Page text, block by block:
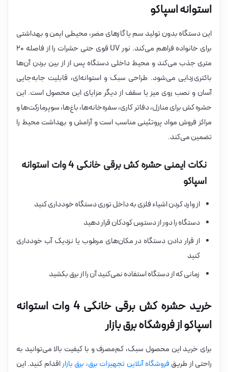
استوانه اسپاکو
این دستگاه بدون تولید سم یا گازهای مضر، محیطی ایمن و بهداشتی
برای خانواده فراهم می‌کند. نور UV قوی حتی حشرات را از فاصله ۲۰
متری جذب می‌کند و محیط داخلی دستگاه پس از از بین بردن آن‌ها
باکتری‌زدایی می‌شود. طراحی سبک و استوانه‌ای، قابلیت جابه‌جایی
آسان و نصب روی میز یا سقف از دیگر مزایای این محصول است. این
حشره کش برای منازل، دفاتر کاری، سفره‌خانه‌ها، باغ‌ها، سوپرمارکت‌ها و
مراکز فروش مواد پروتئینی مناسب است و آرامش و بهداشت محیط را
تضمین می‌کند.
نکات ایمنی حشره کش برقی خانگی 4 وات استوانه
اسپاکو
از وارد کردن اشیاء فلزی به داخل توری دستگاه خودداری کنید
دستگاه را دور از دسترس کودکان قرار دهید
از قرار دادن دستگاه در مکان‌های مرطوب یا نزدیک آب خودداری
کنید
زمانی که از دستگاه استفاده نمی‌کنید آن را از برق بکشید
خرید حشره کش برقی خانگی 4 وات استوانه
اسپاکو از فروشگاه برق بازار
برای خرید این محصول سبک، کم‌مصرف و با کیفیت بالا می‌توانید به
راحتی از طریق فروشگاه آنلاین تجهیزات برق، برق بازاراقدام کنید. این